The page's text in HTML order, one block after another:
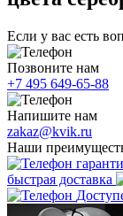
Если у вас есть
Позвоните нам
+7 495 649-65-88
Напишите нам
zakaz@kvik.ru
Наши
быстрая доставка